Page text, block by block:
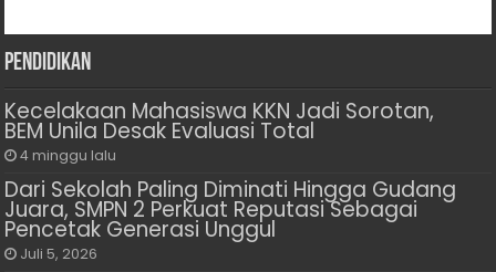
Pendidikan
Kecelakaan Mahasiswa KKN Jadi Sorotan,
BEM Unila Desak Evaluasi Total
4 minggu lalu
Dari Sekolah Paling Diminati Hingga Gudang
Juara, SMPN 2 Perkuat Reputasi Sebagai
Pencetak Generasi Unggul
Juli 5, 2026